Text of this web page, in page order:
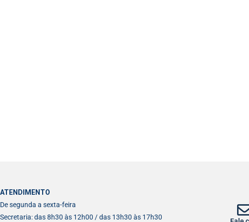
ATENDIMENTO
De segunda a sexta-feira
Secretaria: das 8h30 às 12h00 / das 13h30 às 17h30